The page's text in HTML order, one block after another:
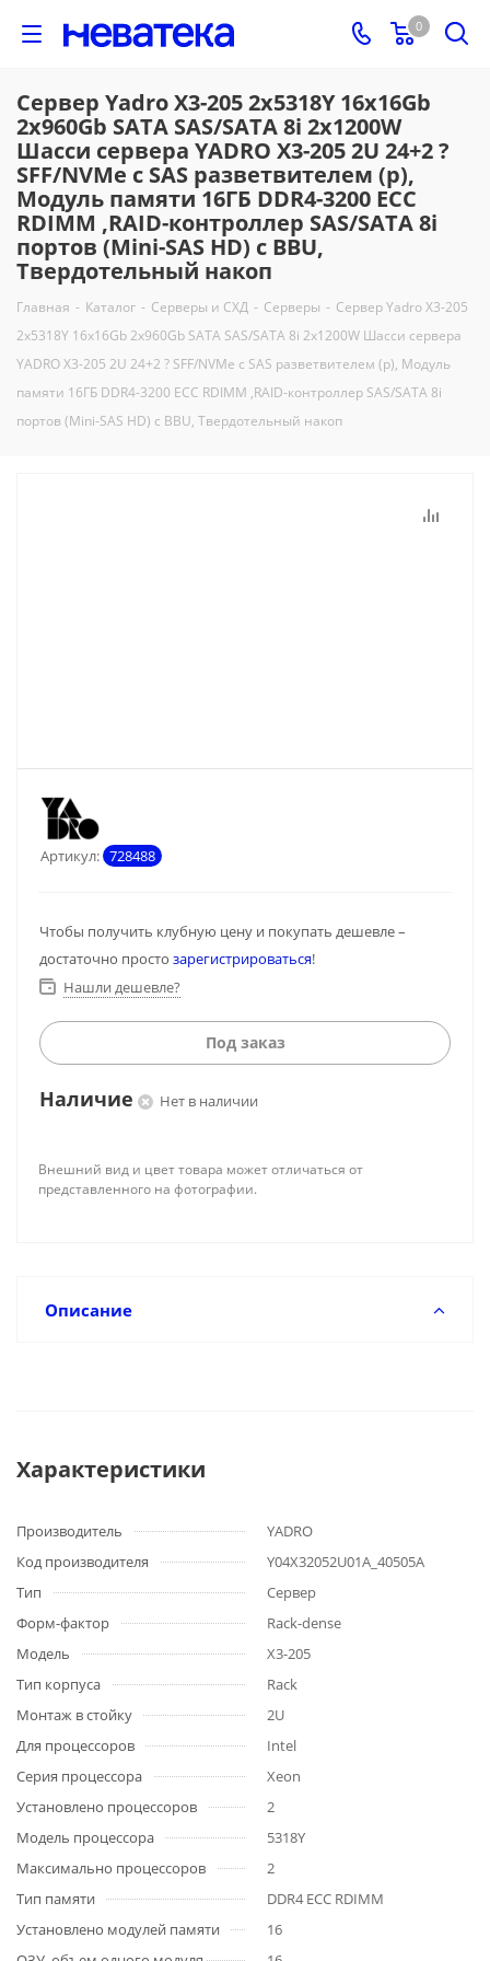
0
Сервер Yadro X3-205 2x5318Y 16x16Gb
2x960Gb SATA SAS/SATA 8i 2x1200W
Шасси сервера YADRO X3-205 2U 24+2 ?
SFF/NVMe с SAS разветвителем (р),
Модуль памяти 16ГБ DDR4-3200 ECC
RDIMM ,RAID-контроллер SAS/SATA 8i
портов (Mini-SAS HD) с BBU,
Твердотельный накоп
Главная - Каталог - Серверы и СХД - Серверы - Сервер Yadro X3-205
2x5318Y 16x16Gb 2x960Gb SATA SAS/SATA 8i 2x1200W Шасси сервера
YADRO X3-205 2U 24+2 ? SFF/NVMe с SAS разветвителем (р), Модуль
памяти 16ГБ DDR4-3200 ECC RDIMM ,RAID-контроллер SAS/SATA 8i
портов (Mini-SAS HD) с BBU, Твердотельный накоп
Артикул: 728488
Чтобы получить клубную цену и покупать дешевле –
достаточно просто зарегистрироваться!
Нашли дешевле?
Под заказ
Наличие Нет в наличии
Внешний вид и цвет товара может отличаться от
представленного на фотографии.
Описание
Характеристики
Производитель
YADRO
Код производителя
Y04X32052U01A_40505A
Тип
Сервер
Форм-фактор
Rack-dense
Модель
X3-205
Тип корпуса
Rack
Монтаж в стойку
2U
Для процессоров
Intel
Серия процессора
Xeon
Установлено процессоров
2
Модель процессора
5318Y
Максимально процессоров
2
Тип памяти
DDR4 ECC RDIMM
Установлено модулей памяти
16